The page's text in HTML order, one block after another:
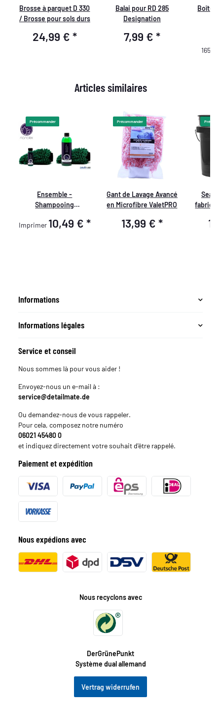
Brosse à parquet D 330
/ Brosse pour sols durs
24,99 € *
Balai pour RD 285
Designation
7,99 € *
Boîte à
Articles similaires
Précommander
Ensemble -
Shampooing
Gant de Lavage
Imprimer 10,49 € *
Précommander
Gant de Lavage Avancé
en Microfibre ValetPRO
13,99 € *
Seau
Informations
Informations légales
Service et conseil
Nous sommes là pour vous aider !
Envoyez-nous un e-mail à :
service@detailmate.de
Ou demandez-nous de vous rappeler.
Pour cela, composez notre numéro
06021 45480 0
et indiquez directement votre souhait d'être rappelé.
Paiement et expédition
Nous expédions avec
Nous recyclons avec
DerGrünePunkt
Système dual allemand
Vertrag widerrufen